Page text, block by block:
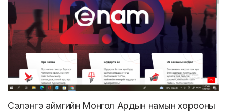
Сэлэнгэ аймгийн Монгол Ардын намын хорооны